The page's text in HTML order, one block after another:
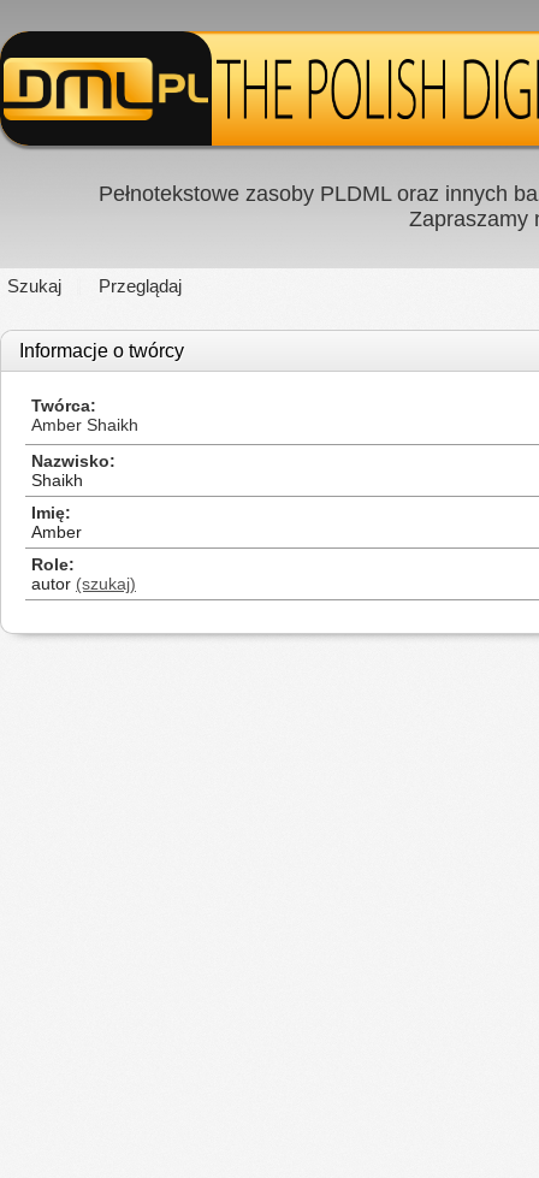
Pełnotekstowe zasoby PLDML oraz innych
Zapraszamy
Szukaj Przeglądaj
Informacje o twórcy
Twórca
Amber Shaikh
Nazwisko
Shaikh
Imię
Amber
Role
autor (szukaj)